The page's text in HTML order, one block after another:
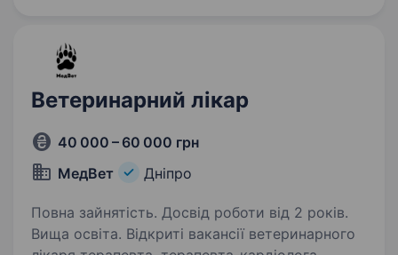
Ветеринарний лікар
40 000 – 60 000 грн
МедВет
Дніпро
Повна зайнятість. Досвід роботи від 2 років.
Вища освіта. Відкриті вакансії ветеринарного